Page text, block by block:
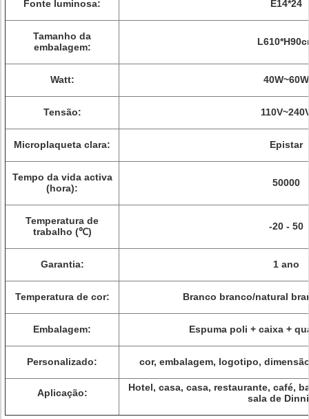
Fonte luminosa: E14*24
Tamanho da
embalagem:
Watt: 40W~60W
Tensão:
Microplaqueta clara: Epistar
Tempo da vida activa
(hora):
50000
Temperatura de
trabalho (℃)
-20 - 50
Garantia: 1 ano
Temperatura de cor: Branco branco/natural
Embalagem: Espuma poli + caixa +
Personalizado: cor, embalagem, logotipo,
Aplicação:
Hotel, casa, casa, restaurante, café,
sala de